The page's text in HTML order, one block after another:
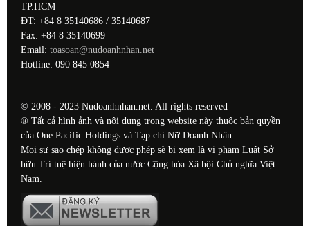
TP.HCM
ĐT: +84 8 35140686 / 35140687
Fax: +84 8 35140699
Email: toasoan@nudoanhnhan.net
Hotline: 090 845 0854
© 2008 - 2023 Nudoanhnhan.net. All rights reserved
® Tất cả hình ảnh và nội dung trong website này thuộc bản quyền
của One Pacific Holdings và Tạp chí Nữ Doanh Nhân.
Mọi sự sao chép không được phép sẽ bị xem là vi phạm Luật Sở
hữu Trí tuệ hiện hành của nước Cộng hòa Xã hội Chủ nghĩa Việt
Nam.